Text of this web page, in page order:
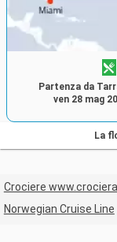
Partenza da
ven 28 mag
La
Crociere
Norwegian Cruise Line